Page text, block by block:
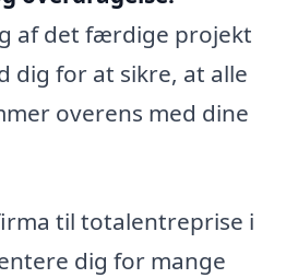
af det færdige projekt
dig for at sikre, at alle
overens med dine
til totalentreprise i
dig for mange